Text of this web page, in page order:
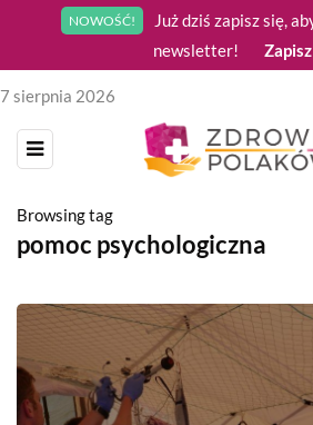
NOWOŚĆ!
Już dziś zapisz się,
newsletter!
7 sierpnia 2026
Browsing tag
pomoc psychologiczna